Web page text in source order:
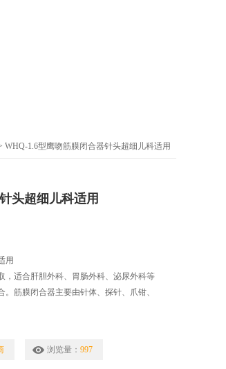
WHQ-1.6型鹰吻筋膜闭合器针头超细儿科适用
头超细儿科适用
用
，适合肝胆外科、胃肠外科、泌尿外科等
筋膜闭合器主要由针体、探针、爪钳、
浏览量： 997